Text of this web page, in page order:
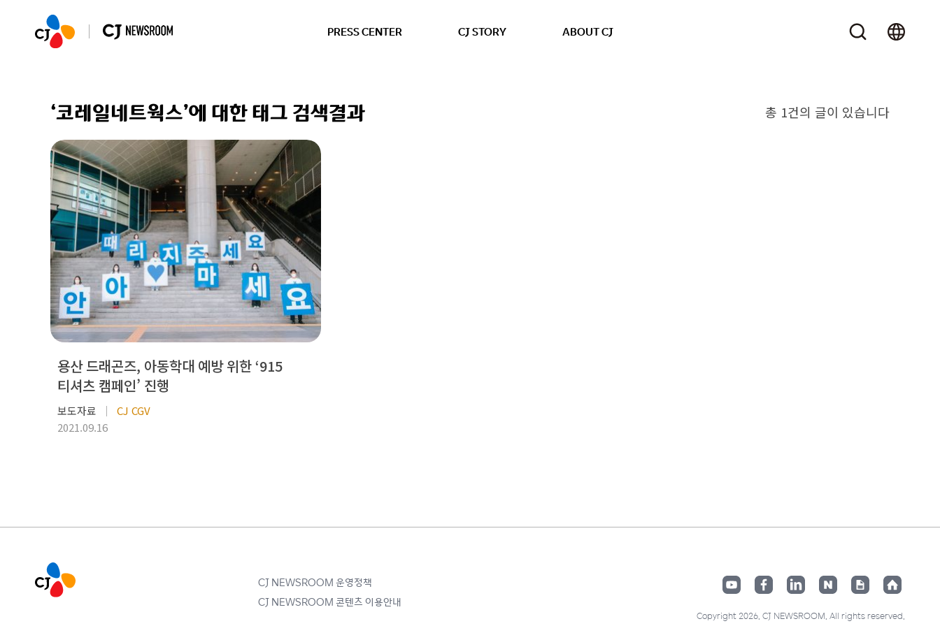
PRESS CENTER CJ STORY ABOUT CJ
‘코레일네트웍스’에 대한 태그 검색결과 총 1건의 글이 있습니다
용산 드래곤즈, 아동학대 예방 위한 ‘915
티셔츠 캠페인’ 진행
보도자료
CJ CGV
2021.09.16
CJ NEWSROOM 운영정책
CJ NEWSROOM 콘텐츠 이용안내
Copyright 2026. CJ NEWSROOM. All rights reserved.